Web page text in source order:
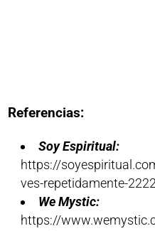
Referencias:
Soy Espiritual:
https://
ves-repetidamente-
We Mystic:
https://